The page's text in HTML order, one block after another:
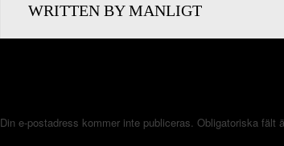
WRITTEN BY MANLIGT
Din e-postadress kommer inte publiceras. Obligatoriska fält